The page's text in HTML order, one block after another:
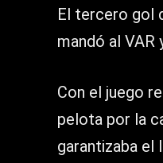
El tercero gol
mandó al VAR
Con el juego
pelota por la
garantizaba el